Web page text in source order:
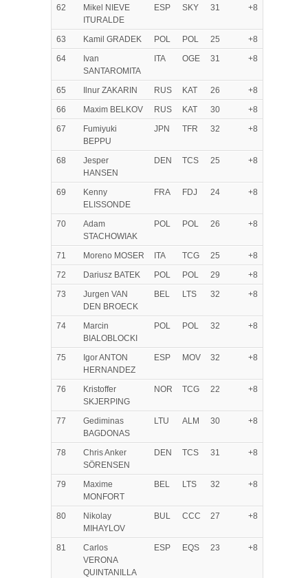
62
Mikel NIEVE
ITURALDE
ESP SKY 31 +8
63 Kamil GRADEK POL POL 25
+8
64
Ivan
SANTAROMITA
ITA OGE 31 +8
65 Ilnur ZAKARIN RUS KAT 26
+8
66
Maxim BELKOV RUS KAT 30
+8
67
Fumiyuki
BEPPU
JPN TFR 32 +8
68
Jesper
HANSEN
DEN TCS 25 +8
69
Kenny
ELISSONDE
FRA FDJ 24 +8
70
Adam
STACHOWIAK
POL POL 26 +8
71 Moreno MOSER ITA TCG 25
+8
72
Dariusz BATEK POL POL 29
+8
73
Jurgen VAN
DEN BROECK
BEL LTS 32 +8
74
Marcin
BIALOBLOCKI
POL POL 32 +8
75
Igor ANTON
HERNANDEZ
ESP MOV 32 +8
76
Kristoffer
SKJERPING
NOR TCG 22 +8
77
Gediminas
BAGDONAS
LTU ALM 30 +8
78
Chris Anker
SÖRENSEN
DEN TCS 31 +8
79
Maxime
MONFORT
BEL LTS 32 +8
80
Nikolay
MIHAYLOV
BUL CCC 27 +8
81
Carlos
VERONA
QUINTANILLA
ESP EQS 23 +8